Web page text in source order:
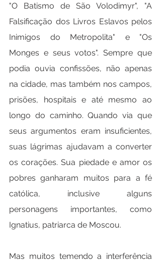
"O Batismo de São Volodimyr", "A
Falsificação dos Livros Eslavos pelos
Inimigos do Metropolita" e "Os
Monges e seus votos". Sempre que
podia ouvia confissões, não apenas
na cidade, mas também nos campos,
prisões, hospitais e até mesmo ao
longo do caminho. Quando via que
seus argumentos eram insuficientes,
suas lágrimas ajudavam a converter
os corações. Sua piedade e amor os
pobres ganharam muitos para a fé
católica, inclusive alguns
personagens importantes, como
Ignatius, patriarca de Moscou.
Mas muitos temendo a interferência